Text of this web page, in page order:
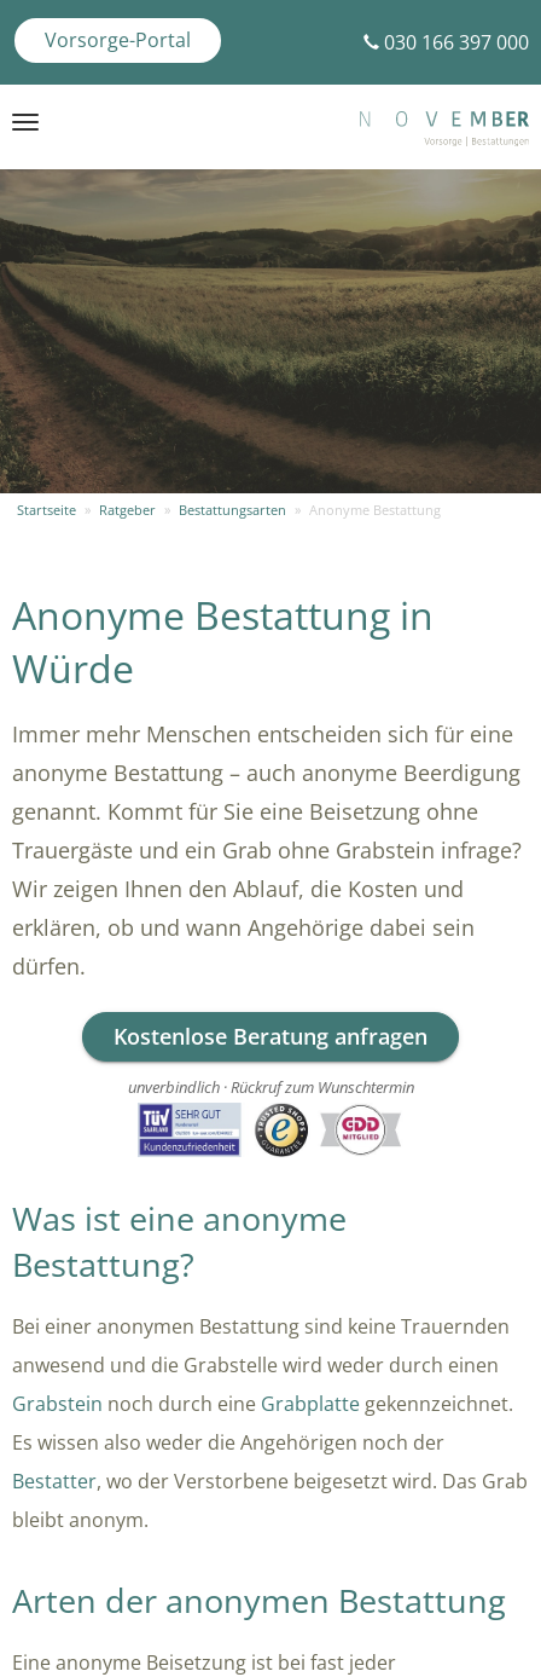
030 166 397 000
Vorsorge-Portal
Toggle
Startseite » Ratgeber » Bestattungsarten » Anonyme Bestattung
Anonyme Bestattung in
Würde
Immer mehr Menschen entscheiden sich für eine
anonyme Bestattung – auch anonyme Beerdigung
genannt. Kommt für Sie eine Beisetzung ohne
Trauergäste und ein Grab ohne Grabstein infrage?
Wir zeigen Ihnen den Ablauf, die Kosten und
erklären, ob und wann Angehörige dabei sein
dürfen.
Kostenlose Beratung anfragen
unverbindlich · Rückruf zum Wunschtermin
Was ist eine anonyme
Bestattung?
Bei einer anonymen Bestattung sind keine Trauernden
anwesend und die Grabstelle wird weder durch einen
Grabstein noch durch eine Grabplatte gekennzeichnet.
Es wissen also weder die Angehörigen noch der
Bestatter, wo der Verstorbene beigesetzt wird. Das Grab
bleibt anonym.
Arten der anonymen Bestattung
Eine anonyme Beisetzung ist bei fast jeder